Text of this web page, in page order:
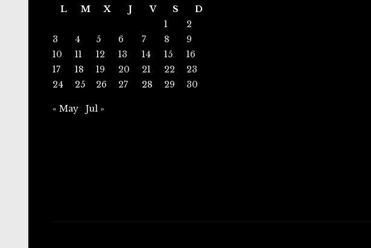
L
M X J V S
D
1
2
3
4 5 6 7 8
9
10
11 12 13 14 15
16
17
18 19 20 21 22
23
24
25 26 27 28 29 30
« May Jul »